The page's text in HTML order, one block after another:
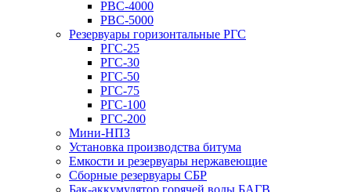
РВС-4000
РВС-5000
Резервуары горизонтальные РГС
РГС-25
РГС-30
РГС-50
РГС-75
РГС-100
РГС-200
Мини-НПЗ
Установка производства битума
Емкости и резервуары нержавеющие
Сборные резервуары СБР
Бак-аккумулятор горячей воды БАГВ